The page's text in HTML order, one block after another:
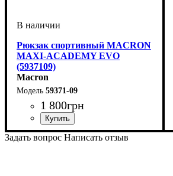
Рюкзак спортивный MACRON
MAXI-ACADEMY EVO
(5937109)
Macron
59371-09
1 800грн
Пол: Унисекс
Производитель: Macron
Цвет: Черный
Задать вопрос Написать отзыв